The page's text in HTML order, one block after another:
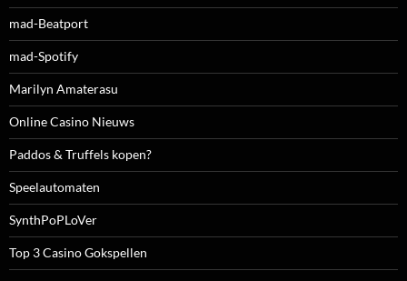
mad-Beatport
mad-Spotify
Marilyn Amaterasu
Online Casino Nieuws
Paddos & Truffels kopen?
Speelautomaten
SynthPoPLoVer
Top 3 Casino Gokspellen